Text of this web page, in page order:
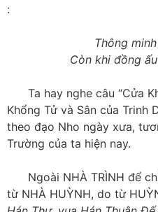
:
Thông
Còn khi đồng ấu mãi
Ta hay nghe câu “Cửa
Khổng Tử và Sân của Trinh
theo đạo Nho ngày xưa,
Trường của ta hiện nay.
Ngoài NHÀ TRÌNH để
từ NHÀ HUỲNH, do từ